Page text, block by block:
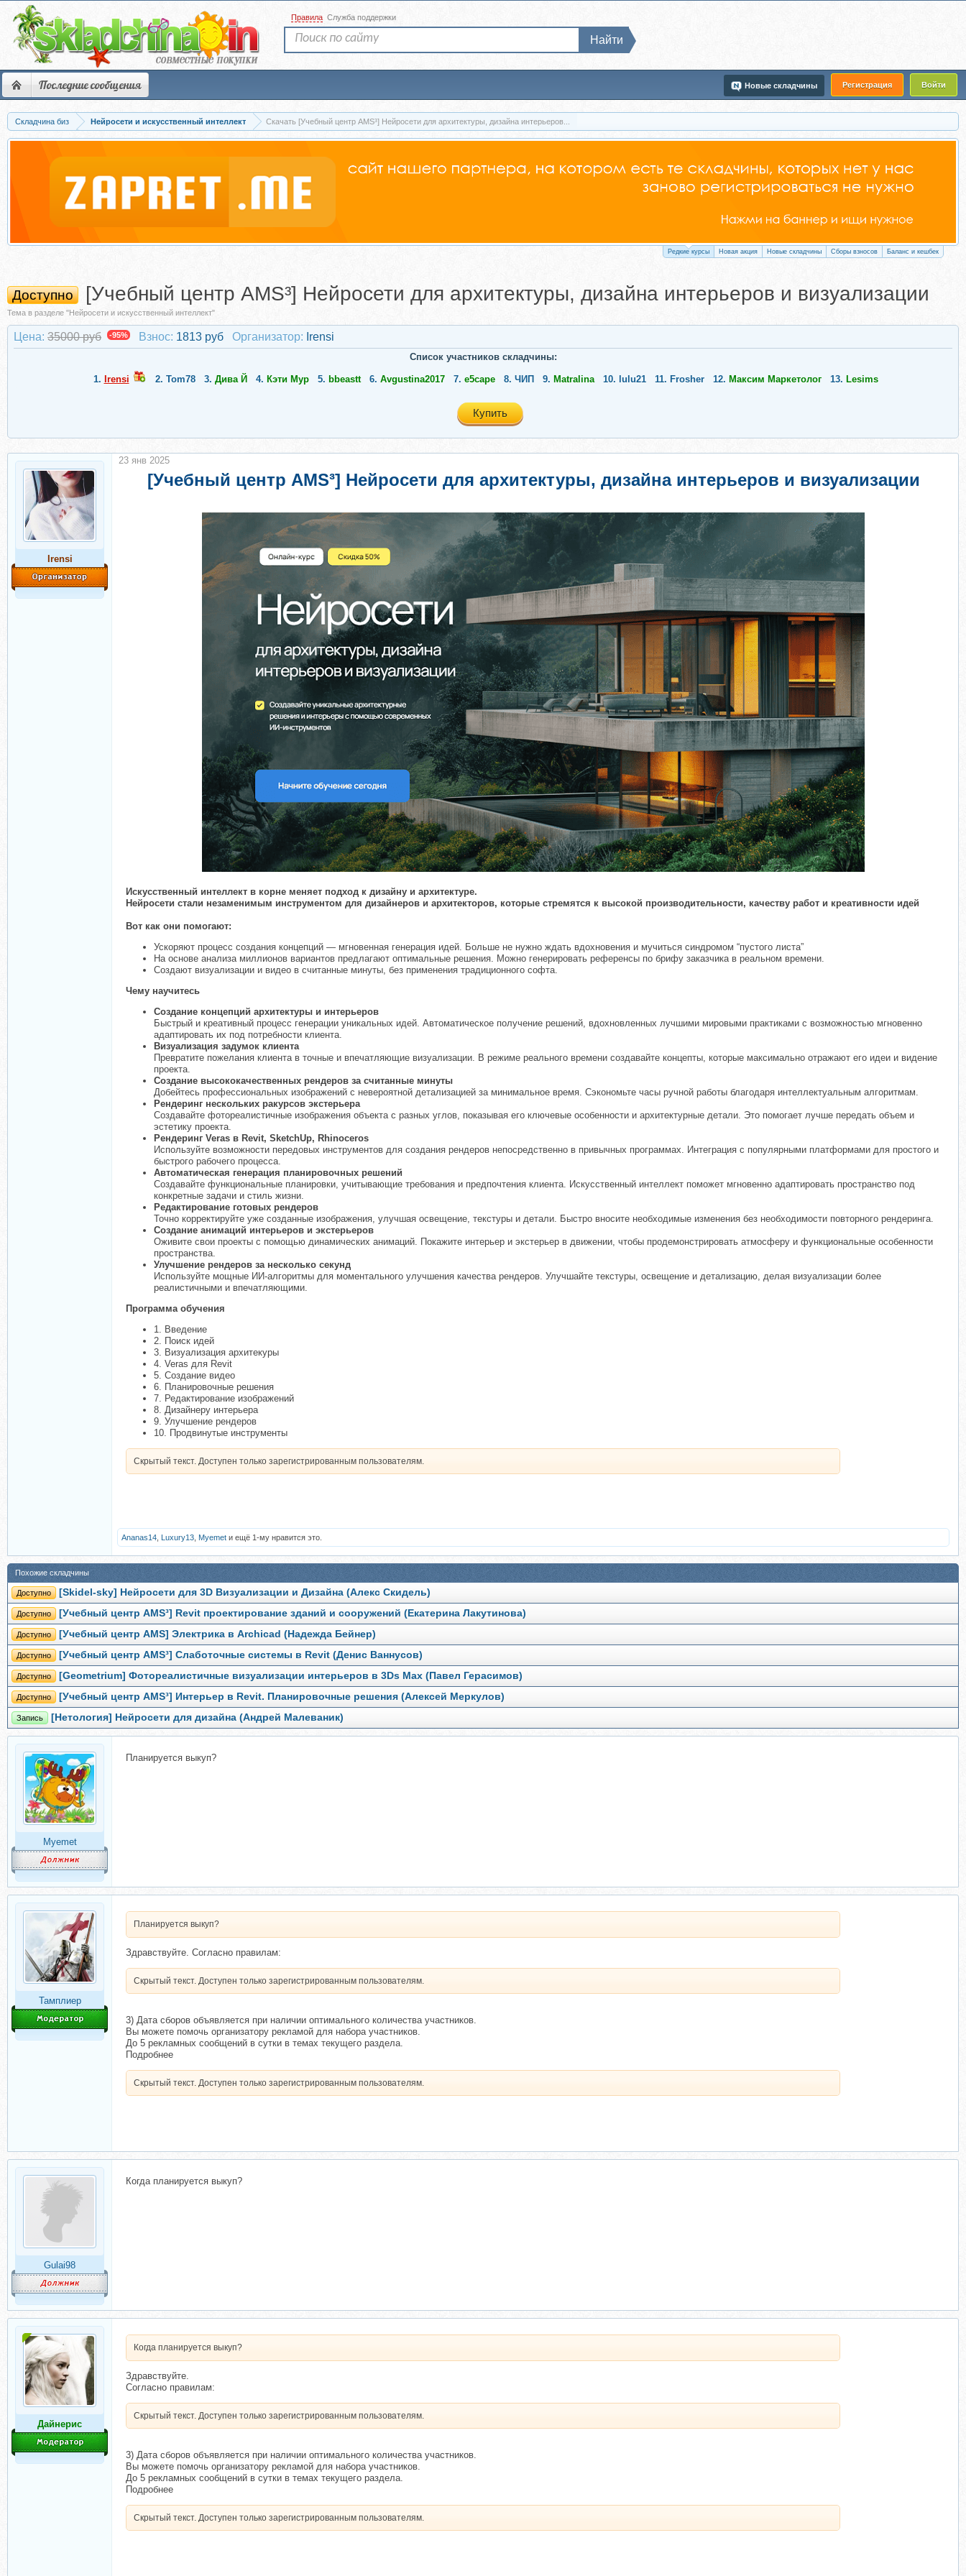
Последние сообщения Регистрация Войти
Новые складчины
Правила Служба поддержки
Найти
Складчина биз Нейросети и искусственный интеллект Скачать [Учебный центр AMS³] Нейросети для архитектуры, дизайна интерьеров...
Редкие курсы Новая акция Новые складчины Сборы взносов Баланс и кешбек
Доступно [Учебный центр AMS³] Нейросети для архитектуры, дизайна интерьеров и визуализации
Тема в разделе "Нейросети и искусственный интеллект"
Цена: 35000 руб -95% Взнос: 1813 руб Организатор: Irensi
Список участников складчины:
1. Irensi 2. Tom78 3. Дива Й 4. Кэти Мур 5. bbeastt 6. Avgustina2017 7. e5cape 8. ЧИП 9. Matralina 10. lulu21 11. Frosher 12. Максим Маркетолог 13. Lesims
Купить
Irensi
[Учебный центр AMS³] Нейросети для архитектуры, дизайна интерьеров и визуализации
Искусственный интеллект в корне меняет подход к дизайну и архитектуре.
Нейросети стали незаменимым инструментом для дизайнеров и архитекторов, которые стремятся к высокой производительности, качеству работ и креативности идей
Вот как они помогают:
Ускоряют процесс создания концепций — мгновенная генерация идей. Больше не нужно ждать вдохновения и мучиться синдромом “пустого листа”
На основе анализа миллионов вариантов предлагают оптимальные решения. Можно генерировать референсы по брифу заказчика в реальном времени.
Создают визуализации и видео в считанные минуты, без применения традиционного софта.
Чему научитесь
Создание концепций архитектуры и интерьеров
Быстрый и креативный процесс генерации уникальных идей. Автоматическое получение решений, вдохновленных лучшими мировыми практиками с возможностью мгновенно
адаптировать их под потребности клиента.
Визуализация задумок клиента
Превратите пожелания клиента в точные и впечатляющие визуализации. В режиме реального времени создавайте концепты, которые максимально отражают его идеи и видение
проекта.
Создание высококачественных рендеров за считанные минуты
Добейтесь профессиональных изображений с невероятной детализацией за минимальное время. Сэкономьте часы ручной работы благодаря интеллектуальным алгоритмам.
Рендеринг нескольких ракурсов экстерьера
Создавайте фотореалистичные изображения объекта с разных углов, показывая его ключевые особенности и архитектурные детали. Это помогает лучше передать объем и
эстетику проекта.
Рендеринг Veras в Revit, SketchUp, Rhinoceros
Используйте возможности передовых инструментов для создания рендеров непосредственно в привычных программах. Интеграция с популярными платформами для простого и
быстрого рабочего процесса.
Автоматическая генерация планировочных решений
Создавайте функциональные планировки, учитывающие требования и предпочтения клиента. Искусственный интеллект поможет мгновенно адаптировать пространство под
конкретные задачи и стиль жизни.
Редактирование готовых рендеров
Точно корректируйте уже созданные изображения, улучшая освещение, текстуры и детали. Быстро вносите необходимые изменения без необходимости повторного рендеринга.
Создание анимаций интерьеров и экстерьеров
Оживите свои проекты с помощью динамических анимаций. Покажите интерьер и экстерьер в движении, чтобы продемонстрировать атмосферу и функциональные особенности
пространства.
Улучшение рендеров за несколько секунд
Используйте мощные ИИ-алгоритмы для моментального улучшения качества рендеров. Улучшайте текстуры, освещение и детализацию, делая визуализации более
реалистичными и впечатляющими.
Программа обучения
1. Введение
2. Поиск идей
3. Визуализация архитекуры
4. Veras для Revit
5. Создание видео
6. Планировочные решения
7. Редактирование изображений
8. Дизайнеру интерьера
9. Улучшение рендеров
10. Продвинутые инструменты
Скрытый текст. Доступен только зарегистрированным пользователям.
23 янв 2025
Ananas14 Luxury13 Myemet и ещё 1-му нравится это.
Похожие складчины
Доступно [Skidel-sky] Нейросети для 3D Визуализации и Дизайна (Алекс Скидель)
Доступно [Учебный центр AMS³] Revit проектирование зданий и сооружений (Екатерина Лакутинова)
Доступно [Учебный центр AMS] Электрика в Archicad (Надежда Бейнер)
Доступно [Учебный центр AMS³] Слаботочные сиcтемы в Revit (Денис Ваннусов)
Доступно [Geometrium] Фотореалистичные визуализации интерьеров в 3Ds Max (Павел Герасимов)
Доступно [Учебный центр AMS³] Интерьер в Revit. Планировочные решения (Алексей Меркулов)
Запись [Нетология] Нейросети для дизайна (Андрей Малеваник)
Myemet
Планируется выкуп?
Тамплиер
Планируется выкуп?
Здравствуйте. Согласно правилам:
Скрытый текст. Доступен только зарегистрированным пользователям.
3) Дата сборов объявляется при наличии оптимального количества участников.
Вы можете помочь организатору рекламой для набора участников.
До 5 рекламных сообщений в сутки в темах текущего раздела.
Подробнее
Скрытый текст. Доступен только зарегистрированным пользователям.
Gulai98
Когда планируется выкуп?
Дайнерис
Когда планируется выкуп?
Здравствуйте.
Согласно правилам:
Скрытый текст. Доступен только зарегистрированным пользователям.
3) Дата сборов объявляется при наличии оптимального количества участников.
Вы можете помочь организатору рекламой для набора участников.
До 5 рекламных сообщений в сутки в темах текущего раздела.
Подробнее
Скрытый текст. Доступен только зарегистрированным пользователям.